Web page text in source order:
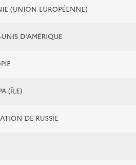
(UNION EUROPÉENNE)
UNIS D'AMÉRIQUE
(ÎLE)
DE RUSSIE